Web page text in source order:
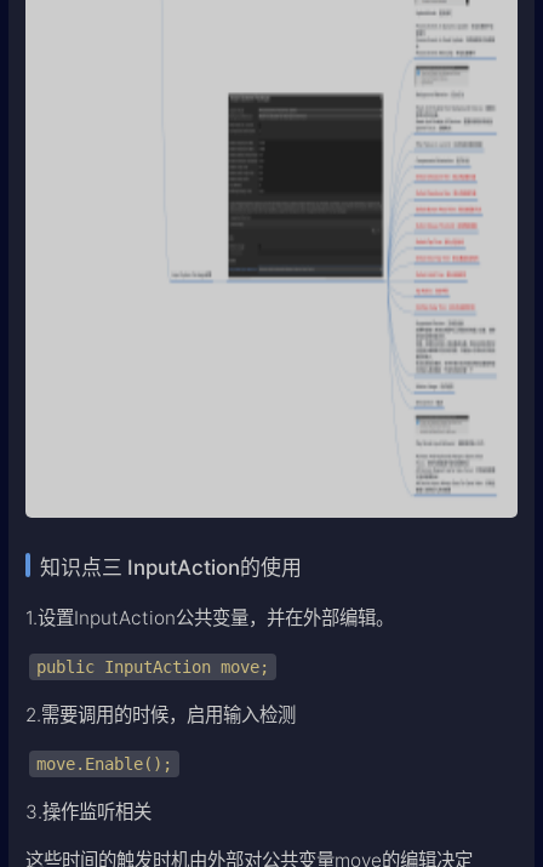
知识点三 InputAction的使用
1.设置InputAction公共变量，并在外部编辑。
public InputAction move;
2.需要调用的时候，启用输入检测
move.Enable();
3.操作监听相关
这些时间的触发时机由外部对公共变量move的编辑决定